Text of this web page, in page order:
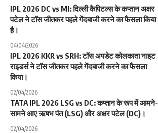
IPL 2026 DC vs MI: दिल्ली कैपिटल्स के कप्तान अक्षर
पटेल ने टॉस जीतकर पहले गेंदबाजी करने का फैसला किया
है।
04/04/2026
IPL 2026 KKR vs SRH: टॉस अपडेट कोलकाता नाइट
राइडर्स ने टॉस जीतकर पहले गेंदबाजी करने का फैसला
किया।
02/04/2026
TATA IPL 2026 LSG vs DC: कप्तान के रूप में आमने-
सामने आए ऋषभ पंत (LSG) और अक्षर पटेल (DC)।
02/04/2026